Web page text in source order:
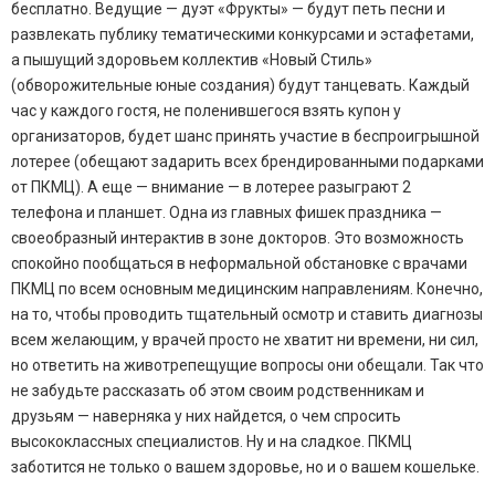
бесплатно. Ведущие — дуэт «Фрукты» — будут петь песни и
развлекать публику тематическими конкурсами и эстафетами,
а пышущий здоровьем коллектив «Новый Стиль»
(обворожительные юные создания) будут танцевать. Каждый
час у каждого гостя, не поленившегося взять купон у
организаторов, будет шанс принять участие в беспроигрышной
лотерее (обещают задарить всех брендированными подарками
от ПКМЦ). А еще — внимание — в лотерее разыграют 2
телефона и планшет. Одна из главных фишек праздника —
своеобразный интерактив в зоне докторов. Это возможность
спокойно пообщаться в неформальной обстановке с врачами
ПКМЦ по всем основным медицинским направлениям. Конечно,
на то, чтобы проводить тщательный осмотр и ставить диагнозы
всем желающим, у врачей просто не хватит ни времени, ни сил,
но ответить на животрепещущие вопросы они обещали. Так что
не забудьте рассказать об этом своим родственникам и
друзьям — наверняка у них найдется, о чем спросить
высококлассных специалистов. Ну и на сладкое. ПКМЦ
заботится не только о вашем здоровье, но и о вашем кошельке.